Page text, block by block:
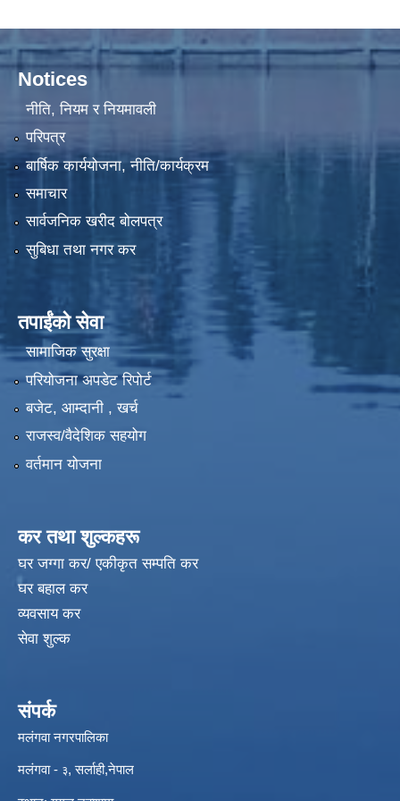
Notices
नीति, नियम र नियमावली
परिपत्र
बार्षिक कार्ययोजना, नीति/कार्यक्रम
समाचार
सार्वजनिक खरीद बोलपत्र
सुबिधा तथा नगर कर
तपाईंको सेवा
सामाजिक सुरक्षा
परियोजना अपडेट रिपोर्ट
बजेट, आम्दानी , खर्च
राजस्व/वैदेशिक सहयोग
वर्तमान योजना
कर तथा शुल्कहरू
घर जग्गा कर/ एकीकृत सम्पति कर
घर बहाल कर
व्यवसाय कर
सेवा शुल्क
संपर्क
मलंगवा नगरपालिका
मलंगवा - ३, सर्लाही,नेपाल